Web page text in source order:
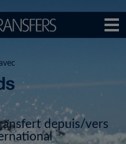
depuis/vers